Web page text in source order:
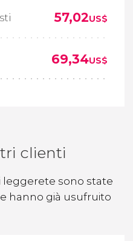
57,02US$
69,34US$
clienti
leggerete sono state
hanno già usufruito